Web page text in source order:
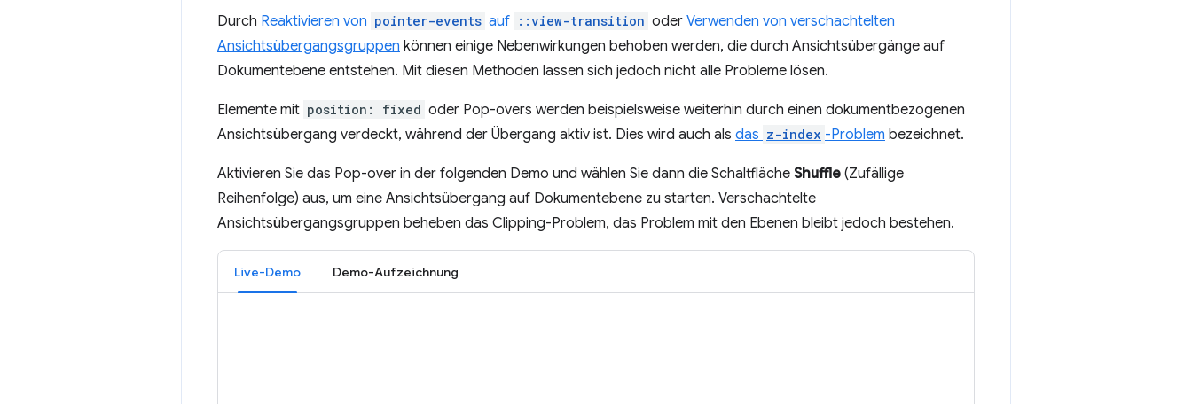
Durch Reaktivieren von pointer-events auf ::view-transition oder Verwenden von verschachtelten
Ansichtsübergangsgruppen können einige Nebenwirkungen behoben werden, die durch Ansichtsübergänge auf
Dokumentebene entstehen. Mit diesen Methoden lassen sich jedoch nicht alle Probleme lösen.
Elemente mit position: fixed oder Pop-overs werden beispielsweise weiterhin durch einen dokumentbezogenen
Ansichtsübergang verdeckt, während der Übergang aktiv ist. Dies wird auch als das z-index -Problem bezeichnet.
Aktivieren Sie das Pop-over in der folgenden Demo und wählen Sie dann die Schaltfläche Shuffle (Zufällige
Reihenfolge) aus, um eine Ansichtsübergang auf Dokumentebene zu starten. Verschachtelte
Ansichtsübergangsgruppen beheben das Clipping-Problem, das Problem mit den Ebenen bleibt jedoch bestehen.
Live-Demo Demo-Aufzeichnung